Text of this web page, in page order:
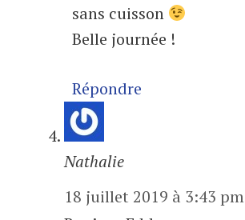
sans cuisson
Belle journée !
Répondre
Nathalie
18 juillet 2019 à 3:43 pm